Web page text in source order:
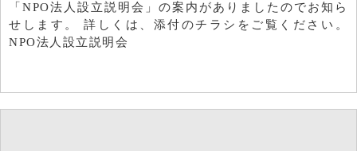
「NPO法人設立説明会」の案内がありましたのでお知ら
せします。 詳しくは、添付のチラシをご覧ください。
NPO法人設立説明会